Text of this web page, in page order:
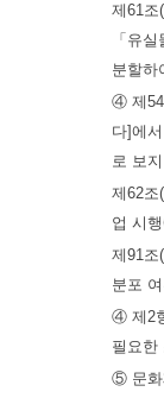
제61
「유
분할하
④ 제54
다]에
로 보
제62
업 시
제91
분포
④ 제2
필요한
⑤ 문화